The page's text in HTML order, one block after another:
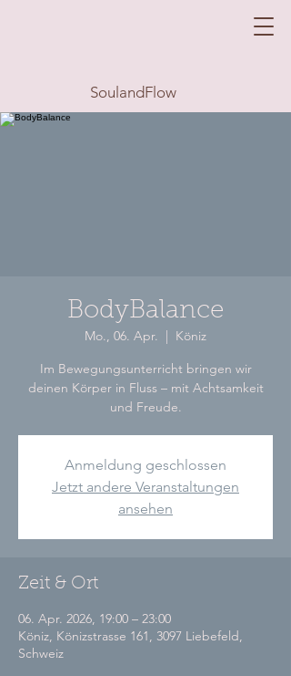
SoulandFlow
BodyBalance
Mo., 06. Apr.
  |
Köniz
Im Bewegungsunterricht bringen wir
deinen Körper in Fluss – mit Achtsamkeit
und Freude.
Anmeldung geschlossen
Jetzt andere Veranstaltungen
ansehen
Zeit & Ort
06. Apr. 2026, 19:00 – 23:00
Köniz, Könizstrasse 161, 3097 Liebefeld,
Schweiz